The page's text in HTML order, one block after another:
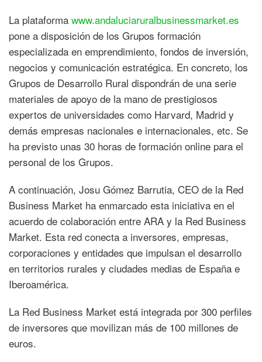
La plataforma www.andaluciaruralbusinessmarket.es
pone a disposición de los Grupos formación
especializada en emprendimiento, fondos de inversión,
negocios y comunicación estratégica. En concreto, los
Grupos de Desarrollo Rural dispondrán de una serie
materiales de apoyo de la mano de prestigiosos
expertos de universidades como Harvard, Madrid y
demás empresas nacionales e internacionales, etc. Se
ha previsto unas 30 horas de formación online para el
personal de los Grupos.
A continuación, Josu Gómez Barrutia, CEO de la Red
Business Market ha enmarcado esta iniciativa en el
acuerdo de colaboración entre ARA y la Red Business
Market. Esta red conecta a inversores, empresas,
corporaciones y entidades que impulsan el desarrollo
en territorios rurales y ciudades medias de España e
Iberoamérica.
La Red Business Market está integrada por 300 perfiles
de inversores que movilizan más de 100 millones de
euros.